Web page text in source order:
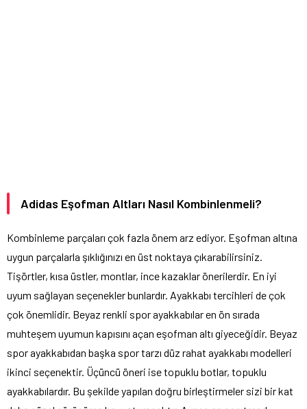
Adidas Eşofman Altları Nasıl Kombinlenmeli?
Kombinleme parçaları çok fazla önem arz ediyor. Eşofman altına
uygun parçalarla şıklığınızı en üst noktaya çıkarabilirsiniz.
Tişörtler, kısa üstler, montlar, ince kazaklar önerilerdir. En iyi
uyum sağlayan seçenekler bunlardır. Ayakkabı tercihleri de çok
çok önemlidir. Beyaz renkli spor ayakkabılar en ön sırada
muhteşem uyumun kapısını açan eşofman altı giyeceğidir. Beyaz
spor ayakkabıdan başka spor tarzı düz rahat ayakkabı modelleri
ikinci seçenektir. Üçüncü öneri ise topuklu botlar, topuklu
ayakkabılardır. Bu şekilde yapılan doğru birleştirmeler sizi bir kat